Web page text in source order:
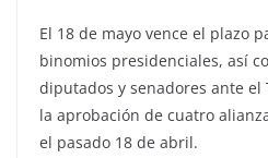
El 18 de mayo vence el plazo
binomios presidenciales, así
diputados y senadores ante el
la aprobación de cuatro
el pasado 18 de abril.